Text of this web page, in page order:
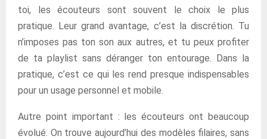
toi, les écouteurs sont souvent le choix le plus
pratique. Leur grand avantage, c’est la discrétion. Tu
n’imposes pas ton son aux autres, et tu peux profiter
de ta playlist sans déranger ton entourage. Dans la
pratique, c’est ce qui les rend presque indispensables
pour un usage personnel et mobile.
Autre point important : les écouteurs ont beaucoup
évolué. On trouve aujourd’hui des modèles filaires, sans